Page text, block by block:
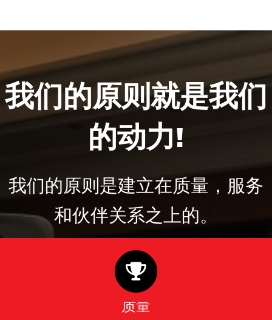
我们的原则就是我们
的动力!
我们的原则是建立在质量，服务
和伙伴关系之上的。
质量